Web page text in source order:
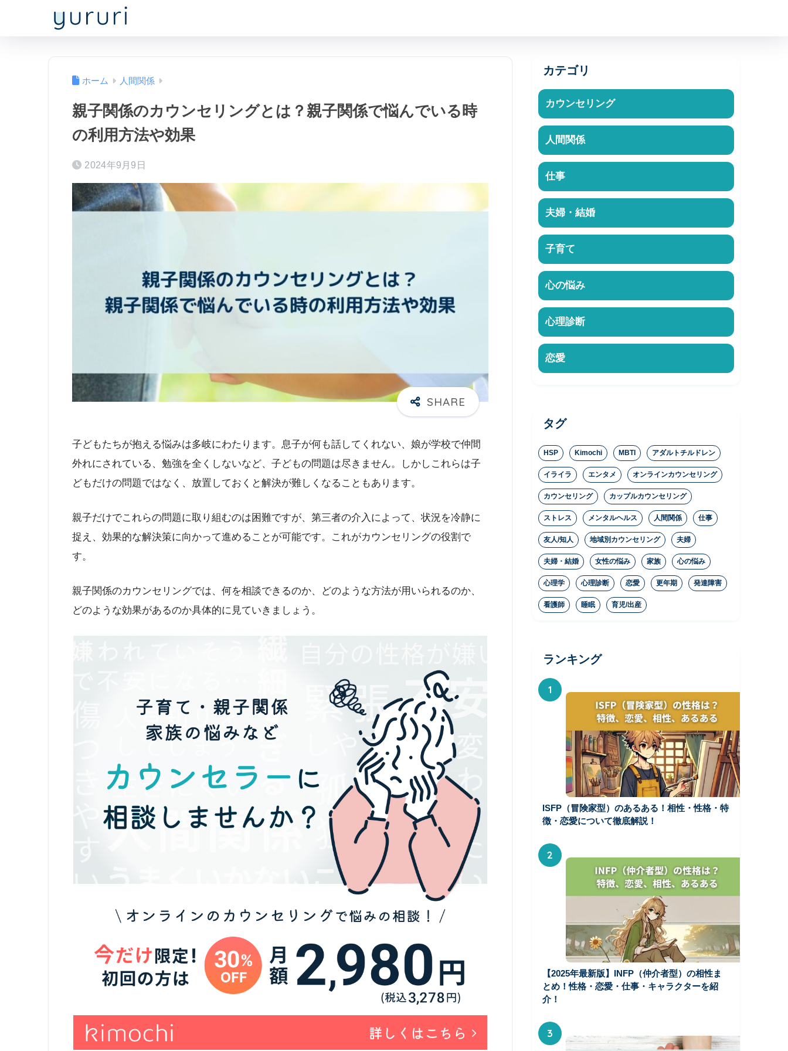
ホーム 人間関係
親子関係のカウンセリングとは？親子関係で悩んでいる時
の利用方法や効果
2024年9月9日
子どもたちが抱える悩みは多岐にわたります。息子が何も話してくれない、娘が学校で仲間
外れにされている、勉強を全くしないなど、子どもの問題は尽きません。しかしこれらは子
どもだけの問題ではなく、放置しておくと解決が難しくなることもあります。
親子だけでこれらの問題に取り組むのは困難ですが、第三者の介入によって、状況を冷静に
捉え、効果的な解決策に向かって進めることが可能です。これがカウンセリングの役割で
す。
親子関係のカウンセリングでは、何を相談できるのか、どのような方法が用いられるのか、
どのような効果があるのか具体的に見ていきましょう。
カテゴリ
カウンセリング
人間関係
仕事
夫婦・結婚
子育て
心の悩み
心理診断
恋愛
タグ
HSP Kimochi MBTI アダルトチルドレン
イライラ エンタメ オンラインカウンセリング
カウンセリング カップルカウンセリング
ストレス メンタルヘルス 人間関係 仕事
友人/知人 地域別カウンセリング 夫婦
夫婦・結婚 女性の悩み 家族 心の悩み
心理学 心理診断 恋愛 更年期 発達障害
看護師 睡眠 育児/出産
ランキング
1
ISFP（冒険家型）のあるある！相性・性格・特
徴・恋愛について徹底解説！
2
【2025年最新版】INFP（仲介者型）の相性ま
とめ！性格・恋愛・仕事・キャラクターを紹
介！
3